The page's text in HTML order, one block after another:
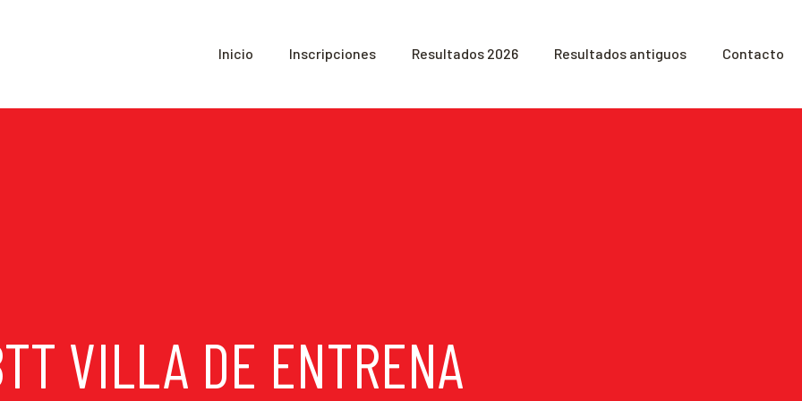
Inicio Inscripciones Resultados 2026 Resultados antiguos Contacto
VILLA DE ENTRENA